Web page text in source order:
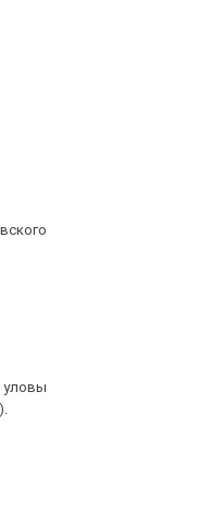
уловы